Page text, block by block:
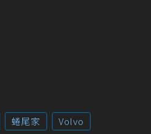
蜷尾家 Volvo